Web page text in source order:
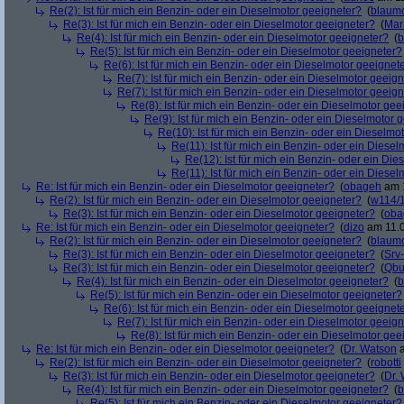
Re(2): Ist für mich ein Benzin- oder ein Dieselmotor geeigneter? (
Re(3): Ist für mich ein Benzin- oder ein Dieselmotor geeigneter? (
Re(4): Ist für mich ein Benzin- oder ein Dieselmotor geeigneter? (
Re(5): Ist für mich ein Benzin- oder ein Dieselmotor geeigneter?
Re(6): Ist für mich ein Benzin- oder ein Dieselmotor
Re(7): Ist für mich ein Benzin- oder ein Dieselmotor
Re(7): Ist für mich ein Benzin- oder ein Dieselmotor
Re(8): Ist für mich ein Benzin- oder ein Dieselmotor
Re(9): Ist für mich ein Benzin- oder ein Dieselmotor
Re(10): Ist für mich ein Benzin- oder ein
Re(11): Ist für mich ein Benzin- oder ein
Re(12): Ist für mich ein Benzin- oder ein
Re(11): Ist für mich ein Benzin- oder ein
Re: Ist für mich ein Benzin- oder ein Dieselmotor geeigneter? (obageh am
Re(2): Ist für mich ein Benzin- oder ein Dieselmotor geeigneter? (w114/
Re(3): Ist für mich ein Benzin- oder ein Dieselmotor geeigneter? (
Re: Ist für mich ein Benzin- oder ein Dieselmotor geeigneter? (dizo am
Re(2): Ist für mich ein Benzin- oder ein Dieselmotor geeigneter? (
Re(3): Ist für mich ein Benzin- oder ein Dieselmotor geeigneter? (
Re(3): Ist für mich ein Benzin- oder ein Dieselmotor geeigneter? (
Re(4): Ist für mich ein Benzin- oder ein Dieselmotor geeigneter? (
Re(5): Ist für mich ein Benzin- oder ein Dieselmotor geeigneter?
Re(6): Ist für mich ein Benzin- oder ein Dieselmotor
Re(7): Ist für mich ein Benzin- oder ein Dieselmotor
Re(8): Ist für mich ein Benzin- oder ein Dieselmotor
Re: Ist für mich ein Benzin- oder ein Dieselmotor geeigneter? (Dr. Watson
Re(2): Ist für mich ein Benzin- oder ein Dieselmotor geeigneter? (robotti
Re(3): Ist für mich ein Benzin- oder ein Dieselmotor geeigneter? (Dr.
Re(4): Ist für mich ein Benzin- oder ein Dieselmotor geeigneter? (